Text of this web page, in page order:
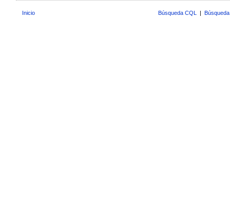
Inicio Búsqueda CQL